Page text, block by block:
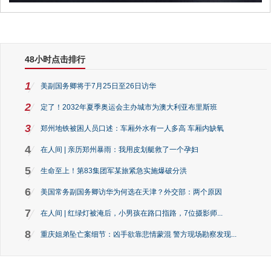
48小时点击排行
1 美副国务卿将于7月25日至26日访华
2 定了！2032年夏季奥运会主办城市为澳大利亚布里斯班
3 郑州地铁被困人员口述：车厢外水有一人多高 车厢内缺氧
4 在人间 | 亲历郑州暴雨：我用皮划艇救了一个孕妇
5 生命至上！第83集团军某旅紧急实施爆破分洪
6 美国常务副国务卿访华为何选在天津？外交部：两个原因
7 在人间 | 红绿灯被淹后，小男孩在路口指路，7位摄影师...
8 重庆姐弟坠亡案细节：凶手欲靠悲情蒙混 警方现场勘察发现...